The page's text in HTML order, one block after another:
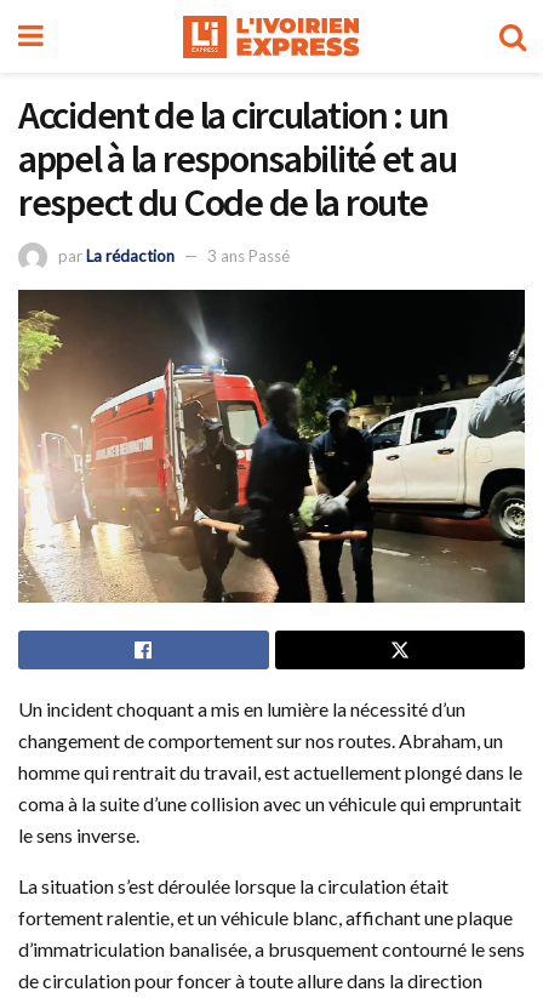
Accident de la circulation : un
appel à la responsabilité et au
respect du Code de la route
parLa rédaction 3 ans Passé
Un incident choquant a mis en lumière la nécessité d’un
changement de comportement sur nos routes. Abraham, un
homme qui rentrait du travail, est actuellement plongé dans le
coma à la suite d’une collision avec un véhicule qui empruntait
le sens inverse.
La situation s’est déroulée lorsque la circulation était
fortement ralentie, et un véhicule blanc, affichant une plaque
d’immatriculation banalisée, a brusquement contourné le sens
de circulation pour foncer à toute allure dans la direction